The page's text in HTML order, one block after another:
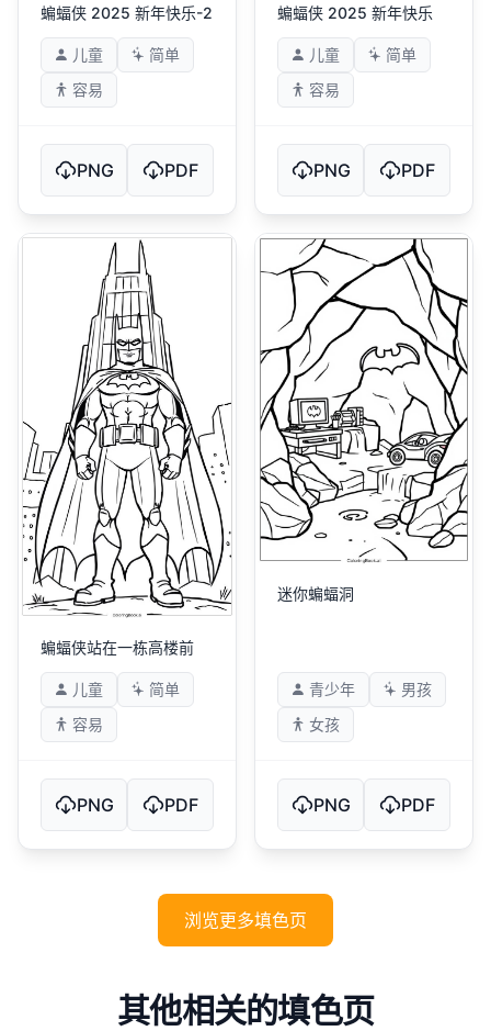
蝙蝠侠 2025 新年快乐-2
儿童
简单
容易
PNG PDF
蝙蝠侠 2025 新年快乐
儿童
简单
容易
PNG PDF
蝙蝠侠站在一栋高楼前
儿童
简单
容易
PNG PDF
迷你蝙蝠洞
青少年
男孩
女孩
PNG PDF
浏览更多填色页
其他相关的填色页